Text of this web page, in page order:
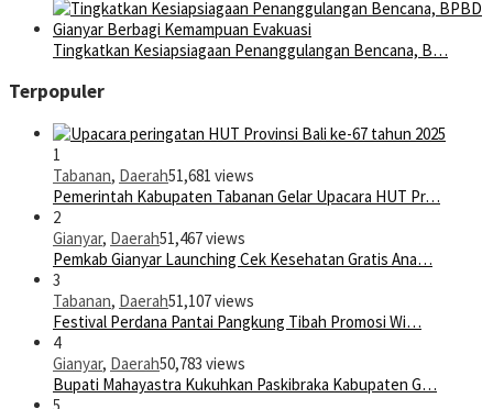
Tingkatkan Kesiapsiagaan Penanggulangan Bencana, B…
Terpopuler
1
Tabanan, Daerah51,681 views
Pemerintah Kabupaten Tabanan Gelar Upacara HUT Pr…
2
Gianyar, Daerah51,467 views
Pemkab Gianyar Launching Cek Kesehatan Gratis Ana…
3
Tabanan, Daerah51,107 views
Festival Perdana Pantai Pangkung Tibah Promosi Wi…
4
Gianyar, Daerah50,783 views
Bupati Mahayastra Kukuhkan Paskibraka Kabupaten G…